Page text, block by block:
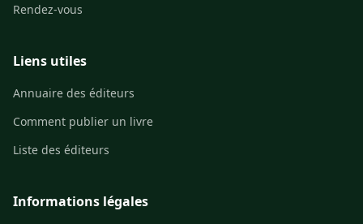
Rendez-vous
Liens utiles
Annuaire des éditeurs
Comment publier un livre
Liste des éditeurs
Informations légales